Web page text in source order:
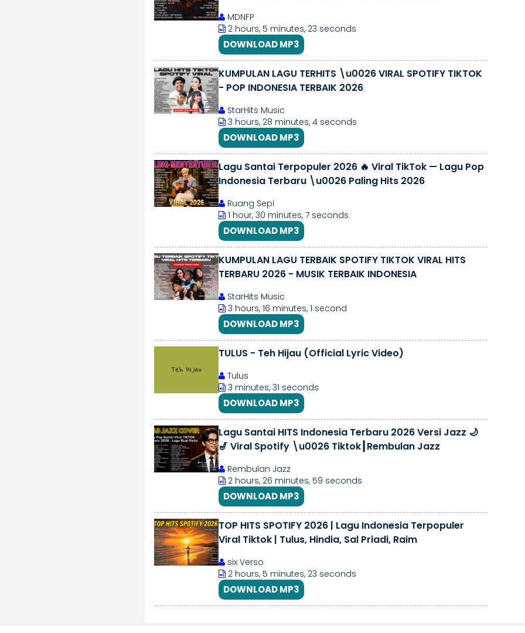
MDNFP
2 hours, 5 minutes, 23 seconds
DOWNLOAD MP3
KUMPULAN LAGU TERHITS \u0026 VIRAL SPOTIFY TIKTOK
- POP INDONESIA TERBAIK 2026
StarHits Music
3 hours, 28 minutes, 4 seconds
DOWNLOAD MP3
Lagu Santai Terpopuler 2026 🔥 Viral TikTok — Lagu Pop
Indonesia Terbaru \u0026 Paling Hits 2026
Ruang Sepi
1 hour, 30 minutes, 7 seconds
DOWNLOAD MP3
KUMPULAN LAGU TERBAIK SPOTIFY TIKTOK VIRAL HITS
TERBARU 2026 - MUSIK TERBAIK INDONESIA
StarHits Music
3 hours, 16 minutes, 1 second
DOWNLOAD MP3
TULUS - Teh Hijau (Official Lyric Video)
Tulus
3 minutes, 31 seconds
DOWNLOAD MP3
Lagu Santai HITS Indonesia Terbaru 2026 Versi Jazz 🌙
🎷 Viral Spotify \u0026 Tiktok┃Rembulan Jazz
Rembulan Jazz
2 hours, 26 minutes, 59 seconds
DOWNLOAD MP3
TOP HITS SPOTIFY 2026 | Lagu Indonesia Terpopuler
Viral Tiktok | Tulus, Hindia, Sal Priadi, Raim
six Verso
2 hours, 5 minutes, 23 seconds
DOWNLOAD MP3